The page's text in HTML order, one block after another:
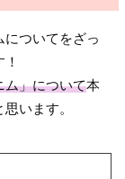
ついてをざっ
ム」について本
います。